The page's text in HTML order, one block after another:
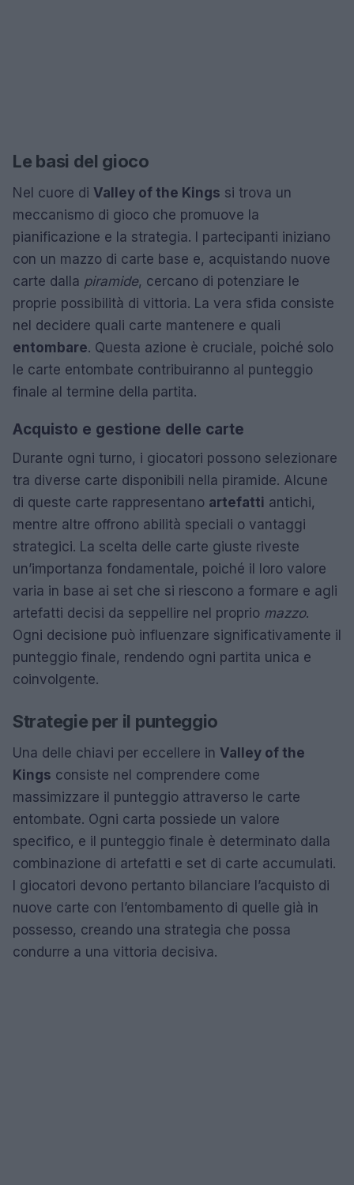
Le basi del gioco
Nel cuore di Valley of the Kings si trova un
meccanismo di gioco che promuove la
pianificazione e la strategia. I partecipanti iniziano
con un mazzo di carte base e, acquistando nuove
carte dalla piramide, cercano di potenziare le
proprie possibilità di vittoria. La vera sfida consiste
nel decidere quali carte mantenere e quali
entombare. Questa azione è cruciale, poiché solo
le carte entombate contribuiranno al punteggio
finale al termine della partita.
Acquisto e gestione delle carte
Durante ogni turno, i giocatori possono selezionare
tra diverse carte disponibili nella piramide. Alcune
di queste carte rappresentano artefatti antichi,
mentre altre offrono abilità speciali o vantaggi
strategici. La scelta delle carte giuste riveste
un’importanza fondamentale, poiché il loro valore
varia in base ai set che si riescono a formare e agli
artefatti decisi da seppellire nel proprio mazzo.
Ogni decisione può influenzare significativamente il
punteggio finale, rendendo ogni partita unica e
coinvolgente.
Strategie per il punteggio
Una delle chiavi per eccellere in Valley of the
Kings consiste nel comprendere come
massimizzare il punteggio attraverso le carte
entombate. Ogni carta possiede un valore
specifico, e il punteggio finale è determinato dalla
combinazione di artefatti e set di carte accumulati.
I giocatori devono pertanto bilanciare l’acquisto di
nuove carte con l’entombamento di quelle già in
possesso, creando una strategia che possa
condurre a una vittoria decisiva.